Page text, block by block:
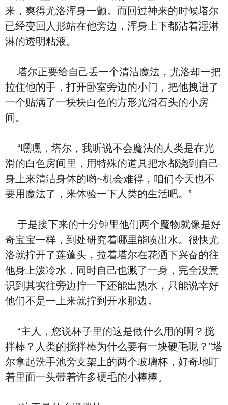
来，爽得尤洛浑身一颤。而回过神来的时候塔尔
已经变回人形站在他旁边，浑身上下都沾着湿淋
淋的透明粘液。
塔尔正要给自己丢一个清洁魔法，尤洛却一把
拉住他的手，打开卧室旁边的小门，把他拽进了
一个贴满了一块块白色的方形光滑石头的小房
间。
“嘿嘿，塔尔，我听说不会魔法的人类是在光
滑的白色房间里，用特殊的道具把水都浇到自己
身上来清洁身体的哟~机会难得，咱们今天也不
要用魔法了，来体验一下人类的生活吧。”
于是接下来的十分钟里他们两个魔物就像是好
奇宝宝一样，到处研究着哪里能喷出水。很快尤
洛就拧开了莲蓬头，拉着塔尔在花洒下兴奋的往
他身上泼冷水，同时自己也溅了一身，完全没意
识到其实往旁边拧一下还能出热水，只能说幸好
他们不是一上来就拧到开水那边。
“主人，您说杯子里的这是做什么用的啊？搅
拌棒？人类的搅拌棒为什么要有一块硬毛呢？”塔
尔拿起洗手池旁支架上的两个玻璃杯，好奇地盯
着里面一头带着许多硬毛的小棒棒。